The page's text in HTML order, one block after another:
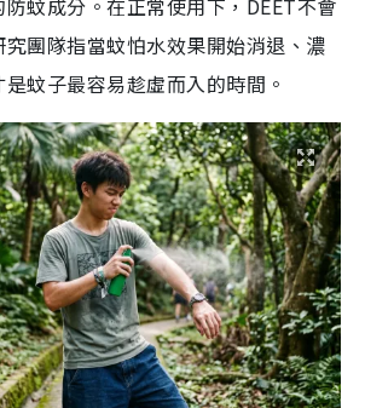
蚊成分。在正常使用下，DEET不會
團隊指當蚊怕水效果開始消退、濃
蚊子最容易趁虛而入的時間。